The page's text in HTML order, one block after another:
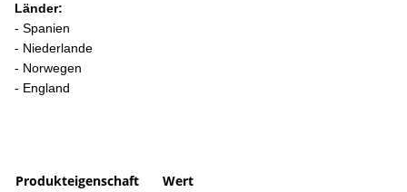
Länder:
- Spanien
- Niederlande
- Norwegen
- England
Produkteigenschaft Wert